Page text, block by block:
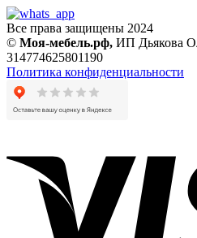
Все права защищены 2024
© Моя-мебель.рф, ИП Дьякова
314774625801190
Политика конфиденциальности